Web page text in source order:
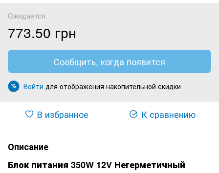
Ожидается
773.50 грн
Сообщить, когда появится
% Войти для отображения накопительной скидки
В избранное К сравнению
Описание
Блок питания 350W 12V Негерметичный